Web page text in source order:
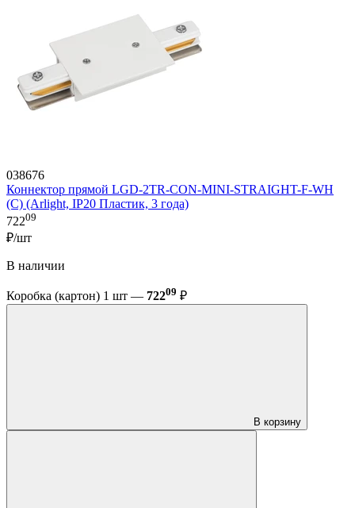
038676
Коннектор прямой LGD-2TR-CON-MINI-STRAIGHT-F-WH
(C) (Arlight, IP20 Пластик, 3 года)
72209
₽/шт
В наличии
Коробка (картон) 1 шт — 72209 ₽
В корзину